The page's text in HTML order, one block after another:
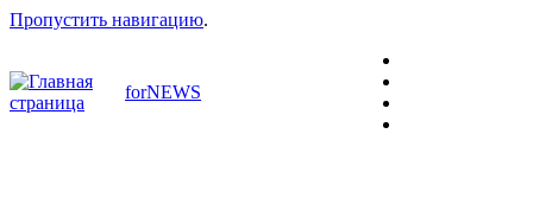
Пропустить навигацию.
forNEWS